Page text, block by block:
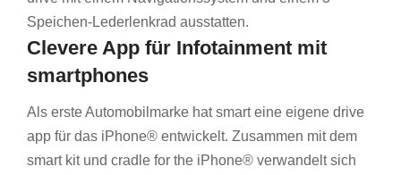
Speichen-Lederlenkrad ausstatten.
Clevere App für Infotainment mit
smartphones
Als erste Automobilmarke hat smart eine eigene drive
app für das iPhone® entwickelt. Zusammen mit dem
smart kit und cradle for the iPhone® verwandelt sich